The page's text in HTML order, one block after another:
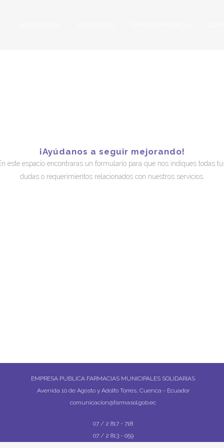
¡Ayúdanos a seguir mejorando!
este espacio encontraras un formulario para que nos indiques todas
dudas o requerimientos relacionados con nuestros servicios.
EMPRESA PUBLICA FARMACIAS MUNICIPALES SOLIDARIAS
Avenida 10 de Agosto y Adolfo Torres, Cuenca - Ecuador
comunicacion@farmasol.gob.ec
07 / 2 817 - 718
07 / 2 813 - 059